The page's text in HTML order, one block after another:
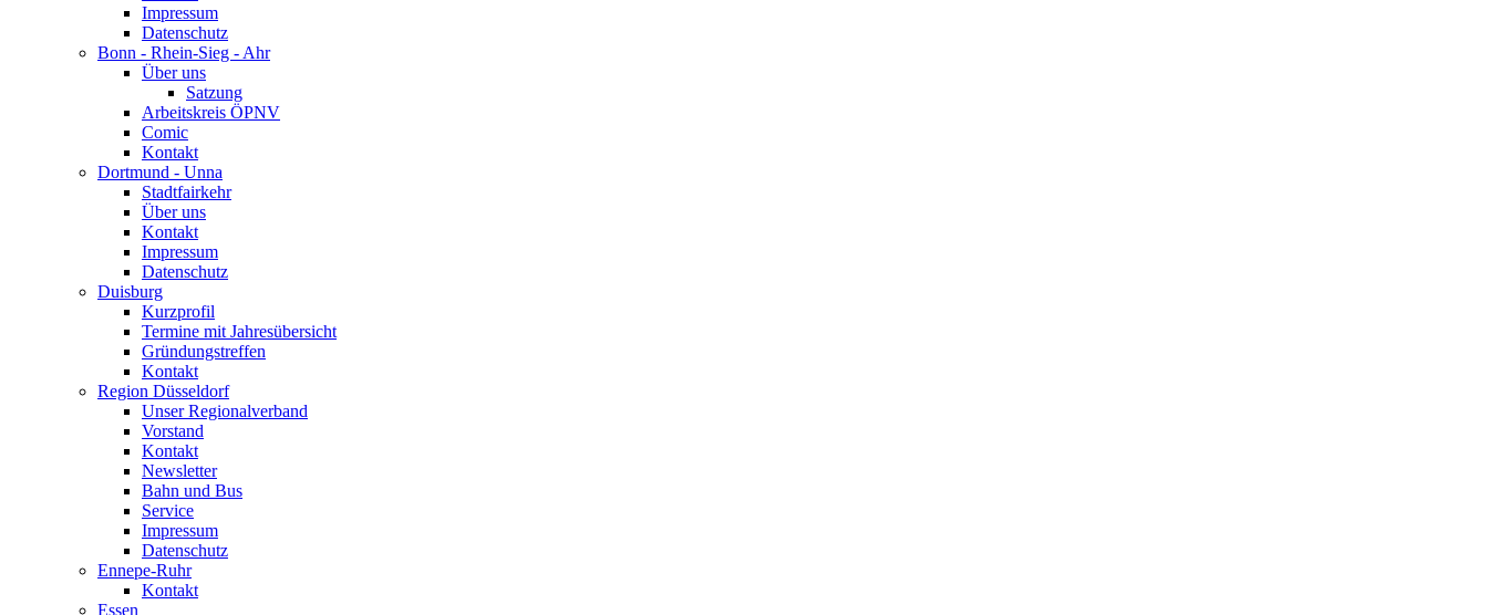
Impressum
Datenschutz
Bonn - Rhein-Sieg - Ahr
Über uns
Satzung
Arbeitskreis ÖPNV
Comic
Kontakt
Dortmund - Unna
Stadtfairkehr
Über uns
Kontakt
Impressum
Datenschutz
Duisburg
Kurzprofil
Termine mit Jahresübersicht
Gründungstreffen
Kontakt
Region Düsseldorf
Unser Regionalverband
Vorstand
Kontakt
Newsletter
Bahn und Bus
Service
Impressum
Datenschutz
Ennepe-Ruhr
Kontakt
Essen